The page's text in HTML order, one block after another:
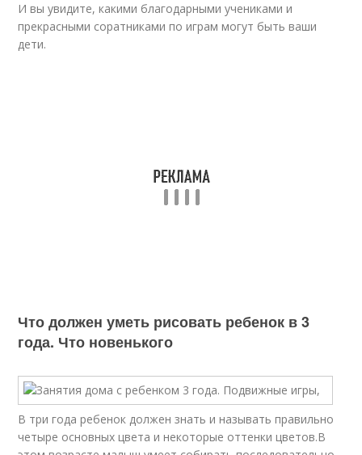
И вы увидите, какими благодарными учениками и
прекрасными соратниками по играм могут быть ваши
дети.
Что должен уметь рисовать ребенок в 3
года. Что новенького
В три года ребенок должен знать и называть правильно
четыре основных цвета и некоторые оттенки цветов.В